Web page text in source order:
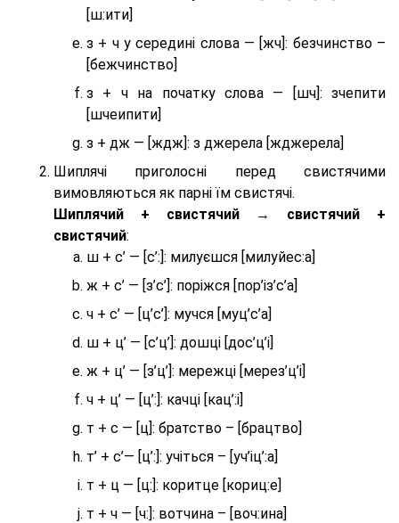
[ш:ити]
з + ч у середині слова — [жч]: безчинство –
[бежчинство]
з + ч на початку слова — [шч]: зчепити
[шчеипити]
з + дж — [ждж]: з джерела [жджерела]
Шиплячі приголосні перед свистячими
вимовляються як парні їм свистячі.
Шиплячий + свистячий → свистячий +
свистячий:
ш + с’ — [с’:]: милуєшся [милуйес:а]
ж + с’ — [з’с’]: поріжся [пор’із’с’а]
ч + с’ — [ц’с’]: мучся [муц’с’а]
ш + ц’ — [с’ц’]: дошці [дос’ц’і]
ж + ц’ — [з’ц’]: мережці [мерез’ц’і]
ч + ц’ — [ц’:]: качці [кац’:і]
т + с — [ц]: братство – [брaцтво]
т’ + с’— [ц’:]: учіться – [уч’іц’:a]
т + ц — [ц:]: коритце [кориц:е]
т + ч — [ч:]: вотчина – [вoч:ина]